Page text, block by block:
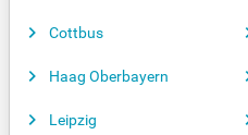
Cottbus
Haag Oberbayern
Leipzig